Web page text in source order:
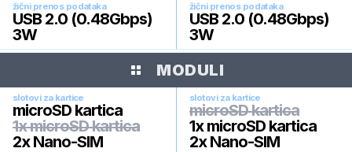
žični prenos podataka
USB 2.0 (0.48Gbps)
3W
žični prenos podataka
USB 2.0 (0.48Gbps)
3W
MODULI
slotovi za kartice
microSD kartica
1x microSD kartica
2x Nano-SIM
slotovi za kartice
microSD kartica
1x microSD kartica
2x Nano-SIM